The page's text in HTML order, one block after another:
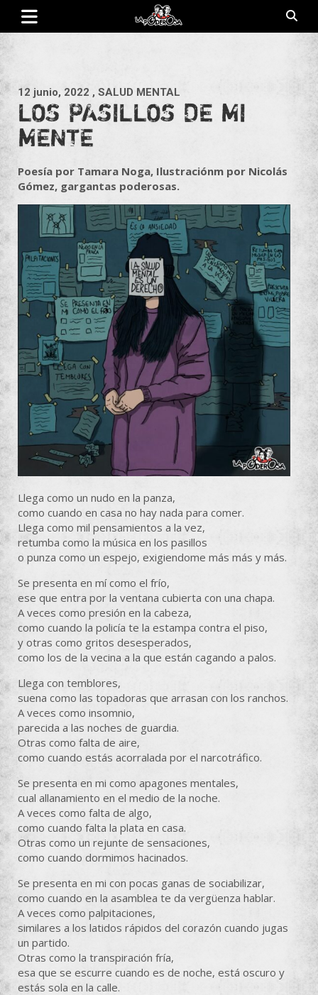
Saltar
contenido
La Poderosa
12 junio, 2022 , SALUD MENTAL
LOS PASILLOS DE MI
MENTE
Poesía por Tamara Noga, Ilustraciónm por Nicolás
Gómez, gargantas poderosas.
Llega como un nudo en la panza,
como cuando en casa no hay nada para comer.
Llega como mil pensamientos a la vez,
retumba como la música en los pasillos
o punza como un espejo, exigiendome más más y más.
Se presenta en mí como el frío,
ese que entra por la ventana cubierta con una chapa.
A veces como presión en la cabeza,
como cuando la policía te la estampa contra el piso,
y otras como gritos desesperados,
como los de la vecina a la que están cagando a palos.
Llega con temblores,
suena como las topadoras que arrasan con los ranchos.
A veces como insomnio,
parecida a las noches de guardia.
Otras como falta de aire,
como cuando estás acorralada por el narcotráfico.
Se presenta en mi como apagones mentales,
cual allanamiento en el medio de la noche.
A veces como falta de algo,
como cuando falta la plata en casa.
Otras como un rejunte de sensaciones,
como cuando dormimos hacinados.
Se presenta en mi con pocas ganas de sociabilizar,
como cuando en la asamblea te da vergüenza hablar.
A veces como palpitaciones,
similares a los latidos rápidos del corazón cuando jugas
un partido.
Otras como la transpiración fría,
esa que se escurre cuando es de noche, está oscuro y
estás sola en la calle.